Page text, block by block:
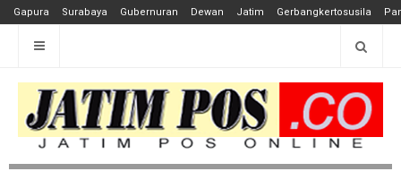
Gapura Surabaya Gubernuran Dewan Jatim Gerbangkertosusila